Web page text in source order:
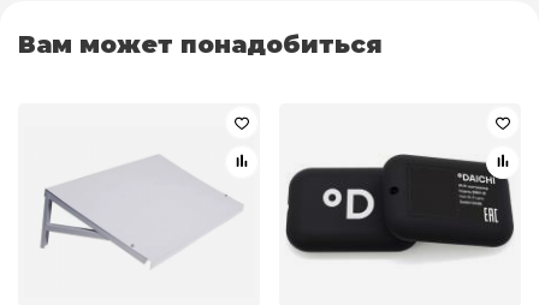
Вам может понадобиться